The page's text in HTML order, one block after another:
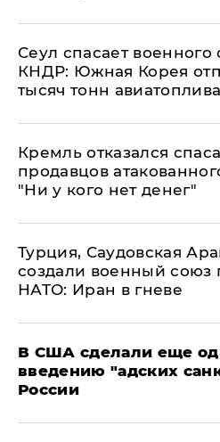
​Сеул спасает военного
КНДР: Южная Корея
тысяч тонн авиатоплива
Кремль отказался
продавцов
"Ни у кого нет денег"
Турция, Саудовская
создали военный союз
НАТО: Иран в гневе
В США сделали еще
введению "адских
России